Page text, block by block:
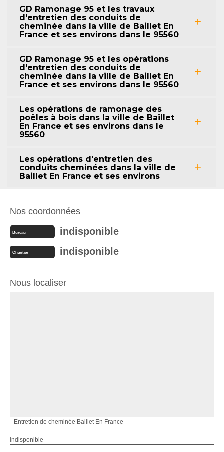
GD Ramonage 95 et les travaux
d'entretien des conduits de
cheminée dans la ville de Baillet En
France et ses environs dans le 95560
GD Ramonage 95 et les opérations
d'entretien des conduits de
cheminée dans la ville de Baillet En
France et ses environs dans le 95560
Les opérations de ramonage des
poêles à bois dans la ville de Baillet
En France et ses environs dans le
95560
Les opérations d'entretien des
conduits cheminées dans la ville de
Baillet En France et ses environs
Nos coordonnées
Bureau indisponible
Chantier indisponible
Nous localiser
Entretien de cheminée Baillet En France
indisponible